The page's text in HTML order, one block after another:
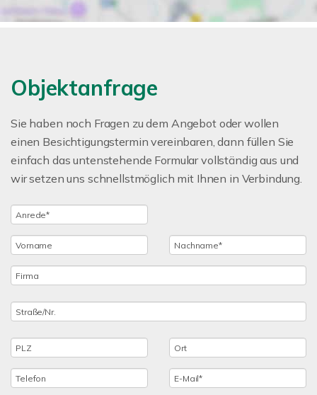
Objektanfrage
Sie haben noch Fragen zu dem Angebot oder wollen
einen Besichtigungstermin vereinbaren, dann füllen Sie
einfach das untenstehende Formular vollständig aus und
wir setzen uns schnellstmöglich mit Ihnen in Verbindung.